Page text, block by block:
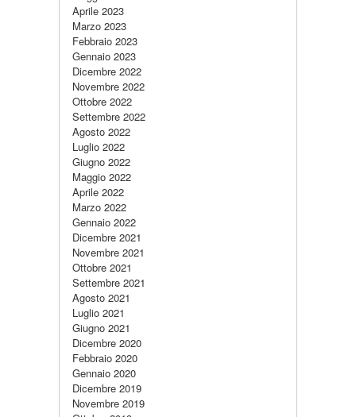
Aprile 2023
Marzo 2023
Febbraio 2023
Gennaio 2023
Dicembre 2022
Novembre 2022
Ottobre 2022
Settembre 2022
Agosto 2022
Luglio 2022
Giugno 2022
Maggio 2022
Aprile 2022
Marzo 2022
Gennaio 2022
Dicembre 2021
Novembre 2021
Ottobre 2021
Settembre 2021
Agosto 2021
Luglio 2021
Giugno 2021
Dicembre 2020
Febbraio 2020
Gennaio 2020
Dicembre 2019
Novembre 2019